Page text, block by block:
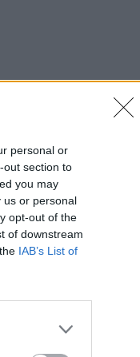
personal or
out section to
you may
us or personal
opt-out of the
of downstream
IAB’s List of